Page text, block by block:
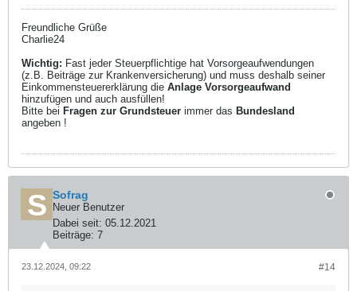
Freundliche Grüße
Charlie24
Wichtig: Fast jeder Steuerpflichtige hat Vorsorgeaufwendungen
(z.B. Beiträge zur Krankenversicherung) und muss deshalb seiner
Einkommensteuererklärung die Anlage Vorsorgeaufwand
hinzufügen und auch ausfüllen!
Bitte bei Fragen zur Grundsteuer immer das Bundesland
angeben !
Sofrag
Neuer Benutzer
Dabei seit: 05.12.2021
Beiträge: 7
#14
23.12.2024, 09:22